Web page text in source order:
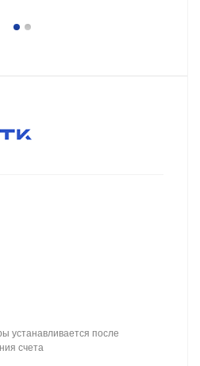
устанавливается после
счета